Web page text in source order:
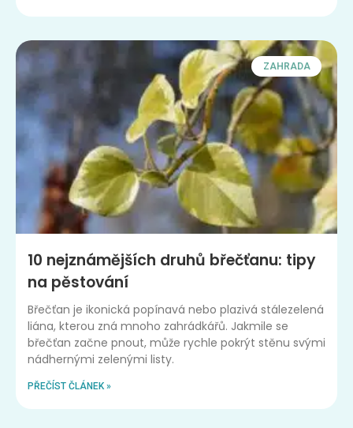
ZAHRADA
10 nejznámějších druhů břečťanu: tipy
na pěstování
Břečťan je ikonická popínavá nebo plazivá stálezelená
liána, kterou zná mnoho zahrádkářů. Jakmile se
břečťan začne pnout, může rychle pokrýt stěnu svými
nádhernými zelenými listy.
PŘEČÍST ČLÁNEK »